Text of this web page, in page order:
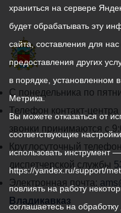
График
работы
администрации
местного
самоуправления
города
Владикавказ:
С понедельника по
Телефон контакт-
звонки принимаются с
Круглосуточный
диспетчерской службы
Электронная почта:
Владикавказ
храниться на сервере
будет обрабатывать эту
сайта, составления для
предоставления других
в порядке, установленном
Метрика.
Вы можете отказаться от
соответствующие
использовать инструмент —
https://yandex.ru/support/
повлиять на работу
соглашаетесь на